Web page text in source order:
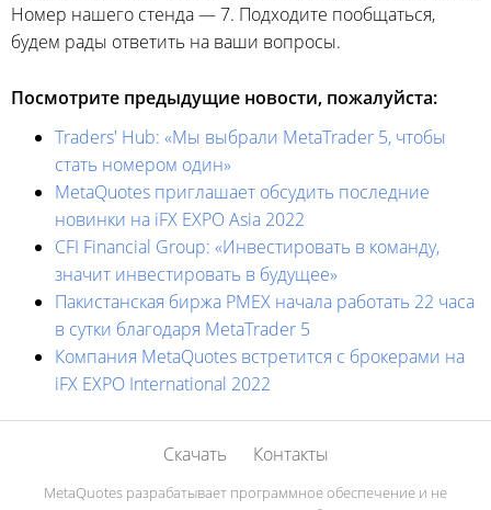
Номер нашего стенда — 7. Подходите пообщаться,
будем рады ответить на ваши вопросы.
Посмотрите предыдущие новости, пожалуйста:
Traders' Hub: «Мы выбрали MetaTrader 5, чтобы
стать номером один»
MetaQuotes приглашает обсудить последние
новинки на iFX EXPO Asia 2022
CFI Financial Group: «Инвестировать в команду,
значит инвестировать в будущее»
Пакистанская биржа PMEX начала работать 22 часа
в сутки благодаря MetaTrader 5
Компания MetaQuotes встретится с брокерами на
iFX EXPO International 2022
Скачать Контакты
MetaQuotes разрабатывает программное обеспечение и не